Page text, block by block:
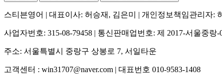
스티븐영어 | 대표이사: 허승재, 김은미 | 개인정보책임관리자:
사업자번호: 315-08-79458 | 통신판매업번호: 제 2017-서울중랑-
주소: 서울특별시 중랑구 상봉로 7, 서일타운
고객센터 : win31707@naver.com | 대표번호 010-9583-1408